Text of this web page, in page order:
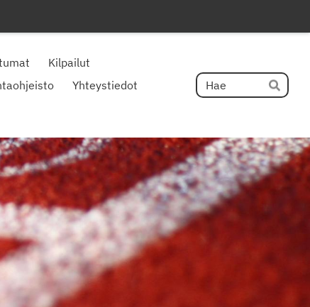
Kilpailut
Yhteystiedot
Hae